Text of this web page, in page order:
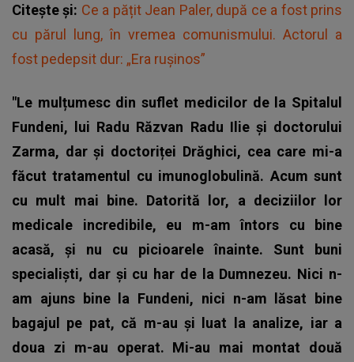
Citește și: Ce a pățit Jean Paler, după ce a fost prins
cu părul lung, în vremea comunismului. Actorul a
fost pedepsit dur: „Era rușinos”
"Le mulțumesc din suflet medicilor de la Spitalul
Fundeni, lui Radu Răzvan Radu Ilie și doctorului
Zarma, dar și doctoriței Drăghici, cea care mi-a
făcut tratamentul cu imunoglobulină. Acum sunt
cu mult mai bine. Datorită lor, a deciziilor lor
medicale incredibile, eu m-am întors cu bine
acasă, și nu cu picioarele înainte. Sunt buni
specialiști, dar și cu har de la Dumnezeu. Nici n-
am ajuns bine la Fundeni, nici n-am lăsat bine
bagajul pe pat, că m-au și luat la analize, iar a
doua zi m-au operat. Mi-au mai montat două